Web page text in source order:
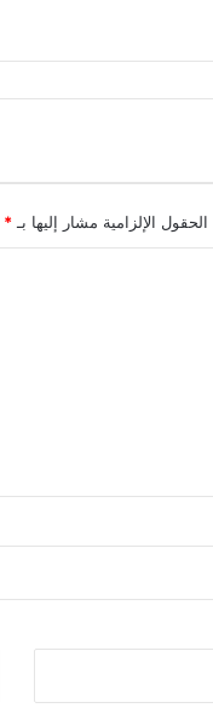
الحقول الإلزامية مشار إليها بـ *